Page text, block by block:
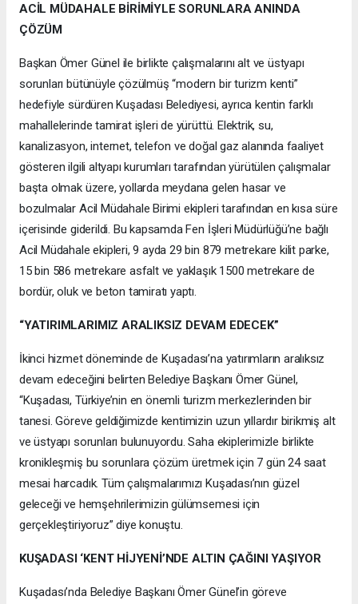
ACİL MÜDAHALE BİRİMİYLE SORUNLARA ANINDA
ÇÖZÜM
Başkan Ömer Günel ile birlikte çalışmalarını alt ve üstyapı
sorunları bütünüyle çözülmüş “modern bir turizm kenti”
hedefiyle sürdüren Kuşadası Belediyesi, ayrıca kentin farklı
mahallelerinde tamirat işleri de yürüttü. Elektrik, su,
kanalizasyon, internet, telefon ve doğal gaz alanında faaliyet
gösteren ilgili altyapı kurumları tarafından yürütülen çalışmalar
başta olmak üzere, yollarda meydana gelen hasar ve
bozulmalar Acil Müdahale Birimi ekipleri tarafından en kısa süre
içerisinde giderildi. Bu kapsamda Fen İşleri Müdürlüğü’ne bağlı
Acil Müdahale ekipleri, 9 ayda 29 bin 879 metrekare kilit parke,
15 bin 586 metrekare asfalt ve yaklaşık 1500 metrekare de
bordür, oluk ve beton tamiratı yaptı.
“YATIRIMLARIMIZ ARALIKSIZ DEVAM EDECEK”
İkinci hizmet döneminde de Kuşadası’na yatırımların aralıksız
devam edeceğini belirten Belediye Başkanı Ömer Günel,
“Kuşadası, Türkiye’nin en önemli turizm merkezlerinden bir
tanesi. Göreve geldiğimizde kentimizin uzun yıllardır birikmiş alt
ve üstyapı sorunları bulunuyordu. Saha ekiplerimizle birlikte
kronikleşmiş bu sorunlara çözüm üretmek için 7 gün 24 saat
mesai harcadık. Tüm çalışmalarımızı Kuşadası’nın güzel
geleceği ve hemşehrilerimizin gülümsemesi için
gerçekleştiriyoruz” diye konuştu.
KUŞADASI ‘KENT HİJYENİ’NDE ALTIN ÇAĞINI YAŞIYOR
Kuşadası’nda Belediye Başkanı Ömer Günel’in göreve